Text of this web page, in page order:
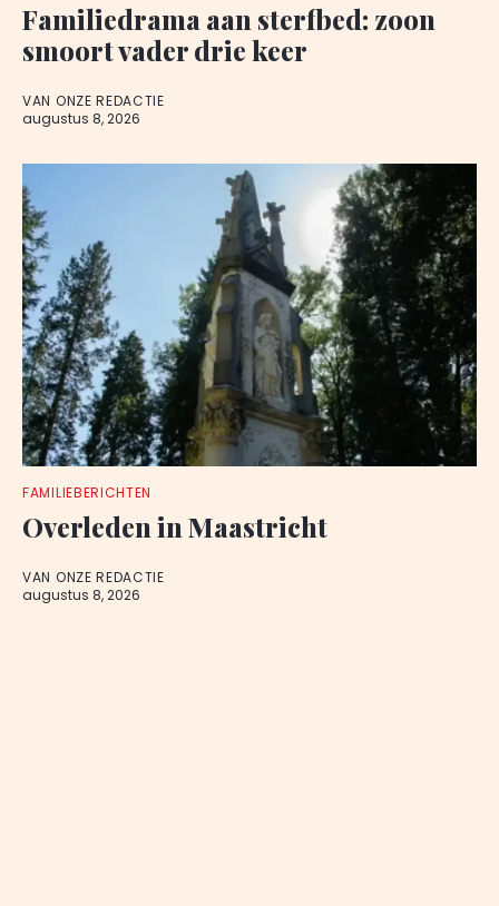
Familiedrama aan sterfbed: zoon
smoort vader drie keer
VAN ONZE REDACTIE
augustus 8, 2026
FAMILIEBERICHTEN
Overleden in Maastricht
VAN ONZE REDACTIE
augustus 8, 2026